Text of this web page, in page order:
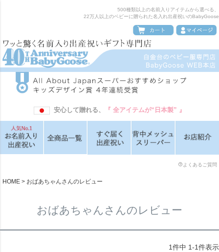
500種類以上の名前入りアイテムから選べる、
22万人以上のベビーに贈られた名入れ出産祝いのBabyGoose
安心して贈れる、 『 全アイテムが“日本製” 』
よくあるご質問
HOME おばあちゃんさんのレビュー
おばあちゃんさんのレビュー
1件中 1-1件表示